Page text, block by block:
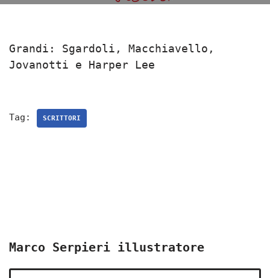
Grandi: Sgardoli, Macchiavello,
Jovanotti e Harper Lee
Tag: SCRITTORI
Marco Serpieri illustratore